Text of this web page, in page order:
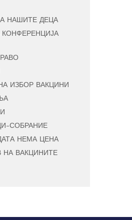
НАШИТЕ ДЕЦА
КОНФЕРЕНЦИЈА
ИЗБОР ВАКЦИНИ
СОБРАНИЕ
НЕМА ЦЕНА
НА ВАКЦИНИТЕ